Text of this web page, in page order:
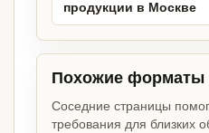
продукции в Москве
Похожие форматы
Соседние страницы
требования для близких